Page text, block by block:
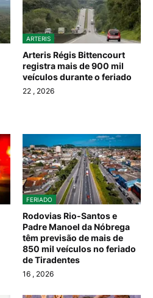
ARTERIS
Arteris Régis Bittencourt
registra mais de 900 mil
veículos durante o feriado
22 , 2026
FERIADO
Rodovias Rio-Santos e
Padre Manoel da Nóbrega
têm previsão de mais de
850 mil veículos no feriado
de Tiradentes
16 , 2026